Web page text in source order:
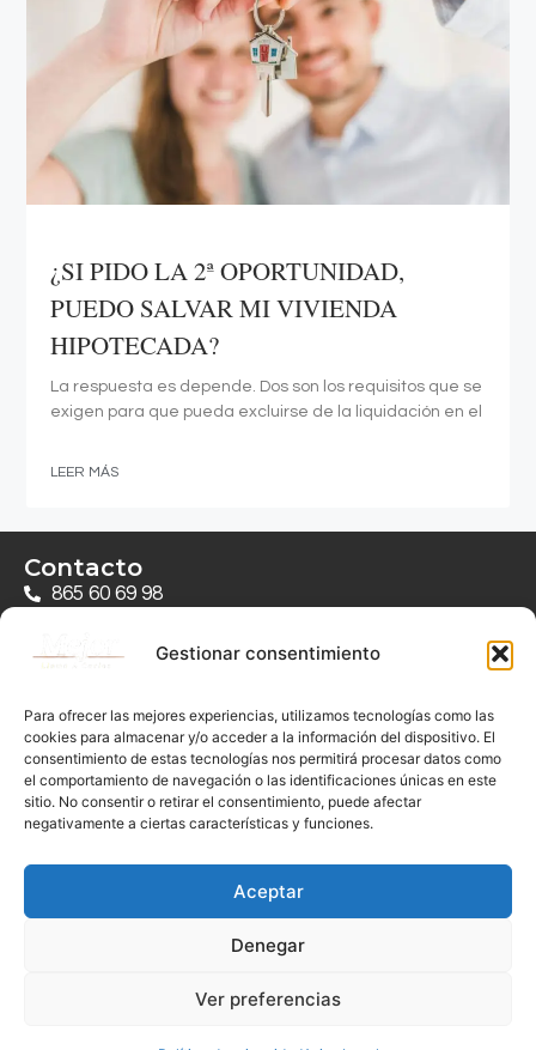
Gestionar consentimiento
Para ofrecer las mejores experiencias, utilizamos tecnologías como las
cookies para almacenar y/o acceder a la información del dispositivo. El
consentimiento de estas tecnologías nos permitirá procesar datos como
el comportamiento de navegación o las identificaciones únicas en este
sitio. No consentir o retirar el consentimiento, puede afectar
negativamente a ciertas características y funciones.
Aceptar
Denegar
Ver preferencias
¿SI PIDO LA 2ª OPORTUNIDAD,
PUEDO SALVAR MI VIVIENDA
HIPOTECADA?
La respuesta es depende. Dos son los requisitos que se
exigen para que pueda excluirse de la liquidación en el
LEER MÁS
Contacto
865 60 69 98
Ubicación Elche
Links de Interés
Soy Carlos
Ley Segunda Oportunidad
Te ayudamos
Noticias
Links de ayudA